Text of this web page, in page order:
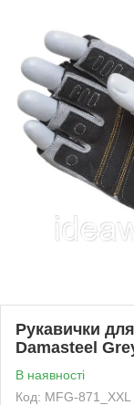
Рукавички
Damasteel
В наявності
Код: MFG-871_XXL